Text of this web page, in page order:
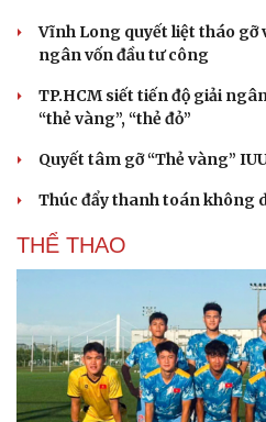
Tư vấn
check-in
Vĩnh Long quyết liệt tháo gỡ
ngân vốn đầu tư công
TP.HCM siết tiến độ giải
“thẻ vàng”, “thẻ đỏ”
Quyết tâm gỡ “Thẻ vàng”
Thúc đẩy thanh toán không
THỂ THAO